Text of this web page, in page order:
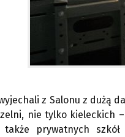
z Salonu z dużą
nie tylko kieleckich
także prywatnych szkół